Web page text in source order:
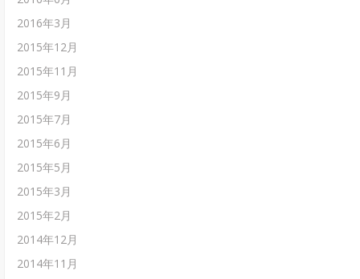
2016年3月
2015年12月
2015年11月
2015年9月
2015年7月
2015年6月
2015年5月
2015年3月
2015年2月
2014年12月
2014年11月